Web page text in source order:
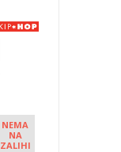
NEMA
NA
ZALIHI